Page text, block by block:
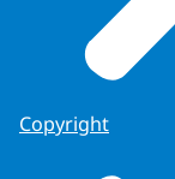
Copyright